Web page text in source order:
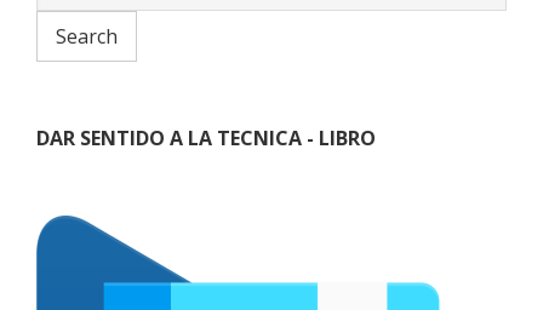
DAR SENTIDO A LA TECNICA - LIBRO